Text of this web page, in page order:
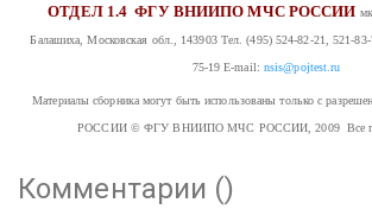
ОТДЕЛ 1.4ФГУ ВНИИПО МЧС РОССИИ
Балашиха, Московская обл., 143903Тел. (495) 524-82-21, 521-
75-19 E-mail: nsis@pojtest.ru
Материалы сборника могут быть использованы только с
РОССИИ© ФГУ ВНИИПО МЧС РОССИИ, 2009 Все
Комментарии ()